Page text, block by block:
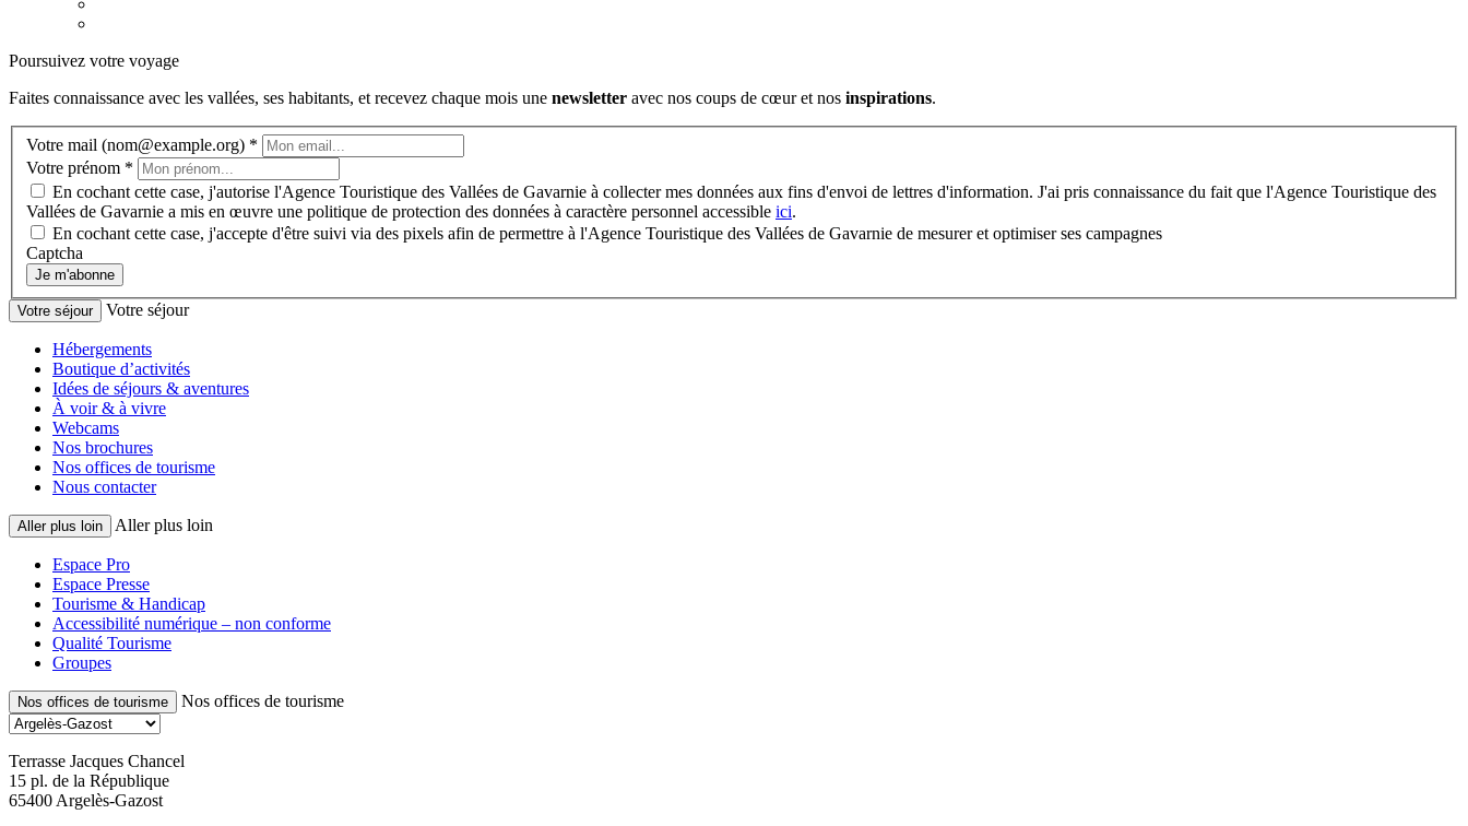
Poursuivez votre voyage
Faites connaissance avec les vallées, ses habitants, et recevez chaque mois une newsletter avec nos coups de cœur et nos inspirations.
Votre mail (nom@example.org) *
Votre prénom *
En cochant cette case, j'autorise l'Agence Touristique des Vallées de Gavarnie à collecter mes données aux fins d'envoi de lettres d'information. J'ai pris connaissance du fait que l'Agence Touristique des
Vallées de Gavarnie a mis en œuvre une politique de protection des données à caractère personnel accessible ici.
En cochant cette case, j'accepte d'être suivi via des pixels afin de permettre à l'Agence Touristique des Vallées de Gavarnie de mesurer et optimiser ses campagnes
Captcha
Je m'abonne
Votre séjour Votre séjour
Hébergements
Boutique d’activités
Idées de séjours & aventures
À voir & à vivre
Webcams
Nos brochures
Nos offices de tourisme
Nous contacter
Aller plus loin Aller plus loin
Espace Pro
Espace Presse
Tourisme & Handicap
Accessibilité numérique – non conforme
Qualité Tourisme
Groupes
Nos offices de tourisme Nos offices de tourisme
Terrasse Jacques Chancel
15 pl. de la République
65400 Argelès-Gazost